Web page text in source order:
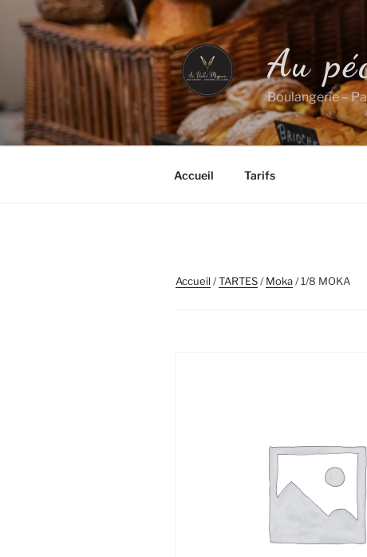
contenu
Au
Boulangerie –
Accueil Tarifs
Accueil/TARTES/Moka/ 1/8 MOKA